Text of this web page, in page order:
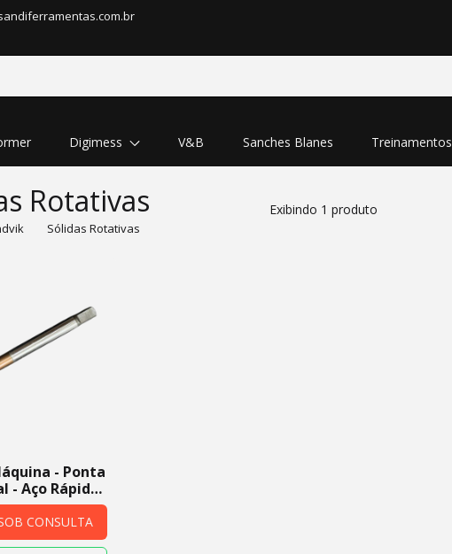
Digimess V&B Sanches Blanes Treinamentos
Rotativas
Sólidas Rotativas
Exibindo 1 produto
- Ponta
- Aço Rápido
CONSULTA